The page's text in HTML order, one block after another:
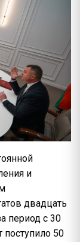
и
двадцать
период с 30
поступило 50